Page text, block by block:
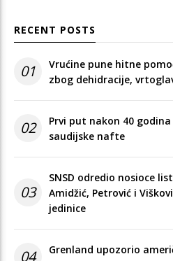
RECENT POSTS
01
Vrućine pune hitne
zbog dehidracije,
02
Prvi put nakon 40
saudijske nafte
03
SNSD odredio nosioce
Amidžić, Petrović i
jedinice
04
Grenland upozorio